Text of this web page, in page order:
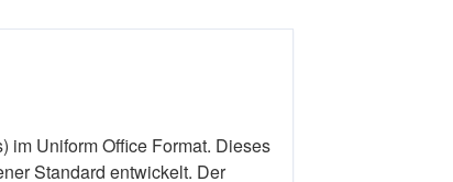
im Uniform Office Format. Dieses
Standard entwickelt. Der